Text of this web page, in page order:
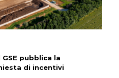
pubblica la
di incentivi